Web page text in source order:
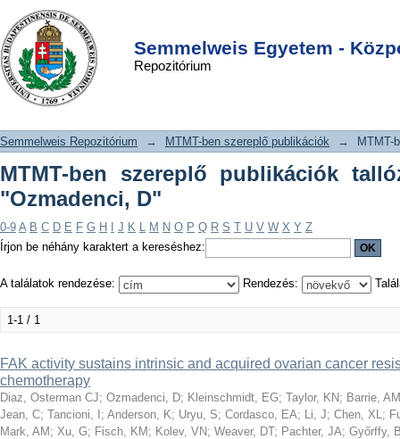
Semmelweis Egyetem -
Repozitórium
MTMT-ben szereplő publikációk
tallózása szerző szerint "Ozmadenci,
D"
DSpace/Manakin Repository
Semmelweis Repozitórium → MTMT-ben szereplő publikációk → MTMT-
MTMT-ben szereplő publikációk
"Ozmadenci, D"
0-9 A B C D E F G H J K L M N O P Q R S T U V W X Y Z
Írjon be néhány karaktert a kereséshez:
A találatok rendezése: Rendezés:
1-1 / 1
FAK activity sustains intrinsic and acquired ovarian cancer
chemotherapy
Diaz, Osterman CJ; Ozmadenci, D; Kleinschmidt, EG; Taylor, KN; Barrie, AM
Jean, C; Tancioni, I ; Anderson, K; Uryu, S; Cordasco, EA; Li, J; Chen, XL;
Mark, AM ; Xu, G; Fisch, KM ; Kolev, VN; Weaver, DT; Pachter, JA; Győrffy,